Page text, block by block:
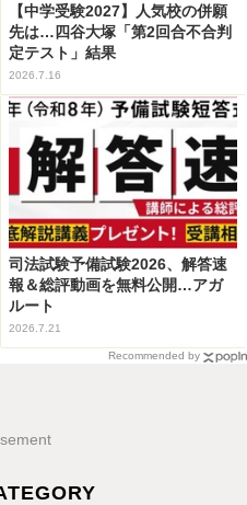
【中学受験2027】人気校の併願
先は…四谷大塚「第2回合不合判
定テスト」結果
2026.7.16
司法試験予備試験2026、解答速
報＆総評動画を無料公開…アガ
ルート
2026.7.21
Recommended by